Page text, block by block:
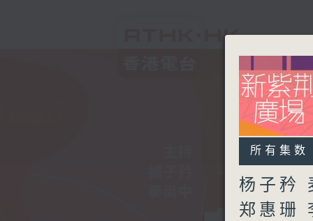
所有集数
杨子矜
郑惠珊